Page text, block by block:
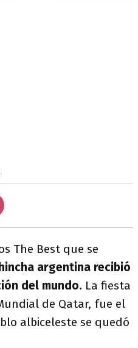
The Best que se
argentina recibió
del mundo. La fiesta
de Qatar, fue el
albiceleste se quedó